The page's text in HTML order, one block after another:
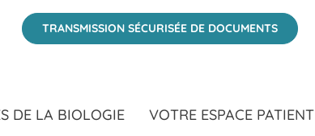
TRANSMISSION SÉCURISÉE DE DOCUMENTS
DE LA BIOLOGIE VOTRE ESPACE PATIENT